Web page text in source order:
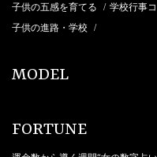
子供の五感を育てる / 学校行事
子供の進路・学校 /
MODEL
FORTUNE